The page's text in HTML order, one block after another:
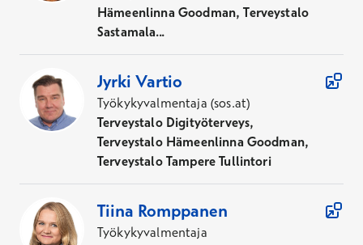
Hämeenlinna Goodman, Terveystalo
Sastamala...
Jyrki Vartio
Työkykyvalmentaja (sos.at)
Terveystalo Digityöterveys,
Terveystalo Hämeenlinna Goodman,
Terveystalo Tampere Tullintori
Tiina Romppanen
Työkykyvalmentaja